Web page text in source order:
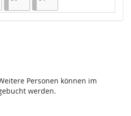
Personen können im
werden.